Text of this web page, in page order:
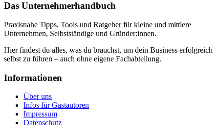
Das Unternehmerhandbuch
Praxisnahe Tipps, Tools und Ratgeber für kleine und mittlere
Unternehmen, Selbstständige und Gründer:innen.
Hier findest du alles, was du brauchst, um dein Business erfolgreich
selbst zu führen – auch ohne eigene Fachabteilung.
Informationen
Über uns
Infos für Gastautoren
Impressum
Datenschutz